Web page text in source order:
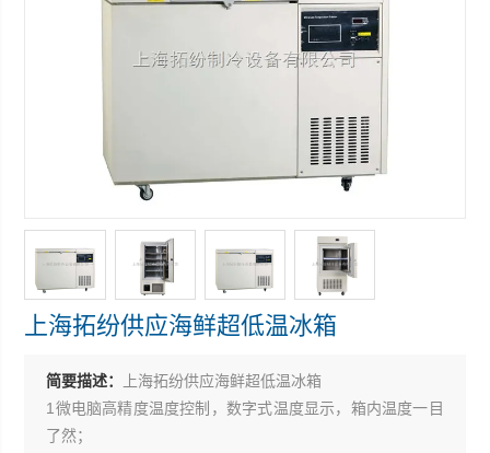
上海拓纷供应海鲜超低温冰箱
简要描述：
上海拓纷供应海鲜超低温冰箱
1微电脑高精度温度控制，数字式温度显示，箱内温度一目
了然；